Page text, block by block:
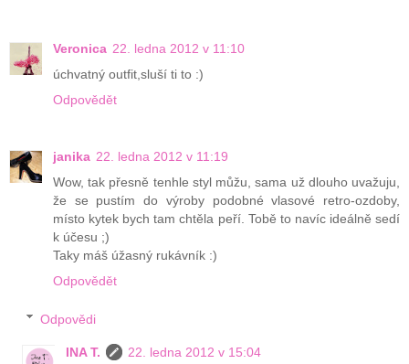
Veronica 22. ledna 2012 v 11:10
úchvatný outfit,sluší ti to :)
Odpovědět
janika 22. ledna 2012 v 11:19
Wow, tak přesně tenhle styl můžu, sama už dlouho uvažuju,
že se pustím do výroby podobné vlasové retro-ozdoby,
místo kytek bych tam chtěla peří. Tobě to navíc ideálně sedí
k účesu ;)
Taky máš úžasný rukávník :)
Odpovědět
Odpovědi
INA T. 22. ledna 2012 v 15:04